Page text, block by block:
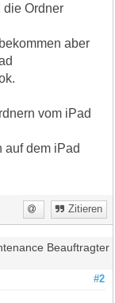
die Ordner
aber
vom iPad
auf dem iPad
Zitieren
Beauftragter
#2